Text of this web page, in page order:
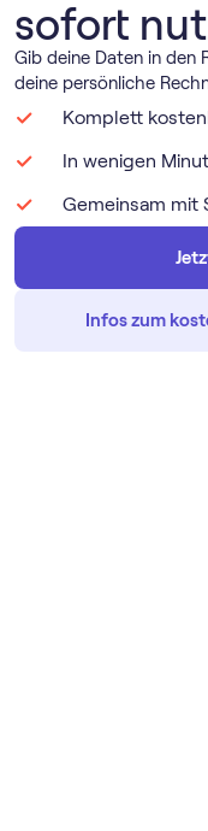
sofort
Gib deine Daten in den
deine persönliche
Komplett
In wenigen
Gemeinsam
Infos zum